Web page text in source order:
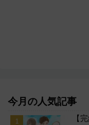
今月の人気記事
【